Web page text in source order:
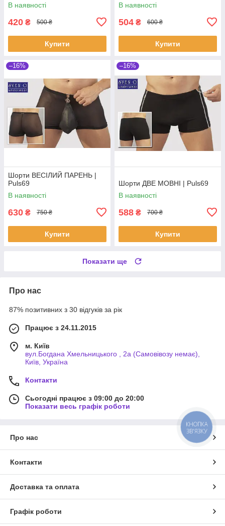
В наявності
420 ₴ 500 ₴
Купити
В наявності
504 ₴ 600 ₴
Купити
–16%
Шорти ВЕСІЛИЙ ПАРЕНЬ |
Puls69
В наявності
630 ₴ 750 ₴
Купити
–16%
Шорти ДВЕ МОВНІ | Puls69
В наявності
588 ₴ 700 ₴
Купити
Показати ще
Про нас
87% позитивних з 30 відгуків за рік
Працює з 24.11.2015
м. Київ
вул.Богдана Хмельницького , 2а (Самовівозу немає),
Київ, Україна
Контакти
Сьогодні працює з 09:00 до 20:00
Показати весь графік роботи
Про нас
Контакти
Доставка та оплата
Графік роботи
КНОПКА
ЗВ'ЯЗКУ